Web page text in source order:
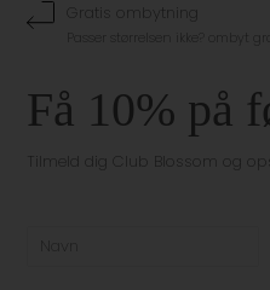
Gratis ombytning
Passer størrelsen ikke? ombyt
Få 10% på
Tilmeld dig Club Blossom og